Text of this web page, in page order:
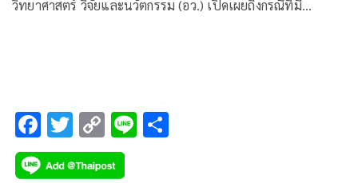
วิทยาศาสตร์ วิจัยและนวัตกรรม (อว.) เปิดเผยถึงกรณีที่มี
F
ac
e
T
wi
tt
C
o
p
Li